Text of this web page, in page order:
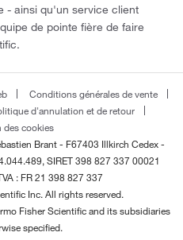
- ainsi qu'un service client
de pointe fière de faire
Conditions générales de vente
d'annulation et de retour
des cookies
Brant - F67403 Illkirch Cedex -
SIRET 398 827 337 00021
: FR 21 398 827 337
Inc. All rights reserved.
Fisher Scientific and its subsidiaries
specified.